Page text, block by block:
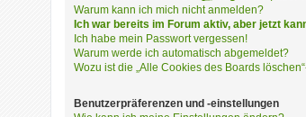
Warum kann ich mich nicht anmelden?
Ich war bereits im Forum aktiv, aber jetzt
Ich habe mein Passwort vergessen!
Warum werde ich automatisch abgemeldet?
Wozu ist die „Alle Cookies des Boards
Benutzerpräferenzen und -einstellungen